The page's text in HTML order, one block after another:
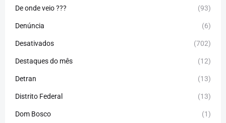
De onde veio ??? (93)
Denúncia (6)
Desativados (702)
Destaques do mês (12)
Detran (13)
Distrito Federal (13)
Dom Bosco (1)